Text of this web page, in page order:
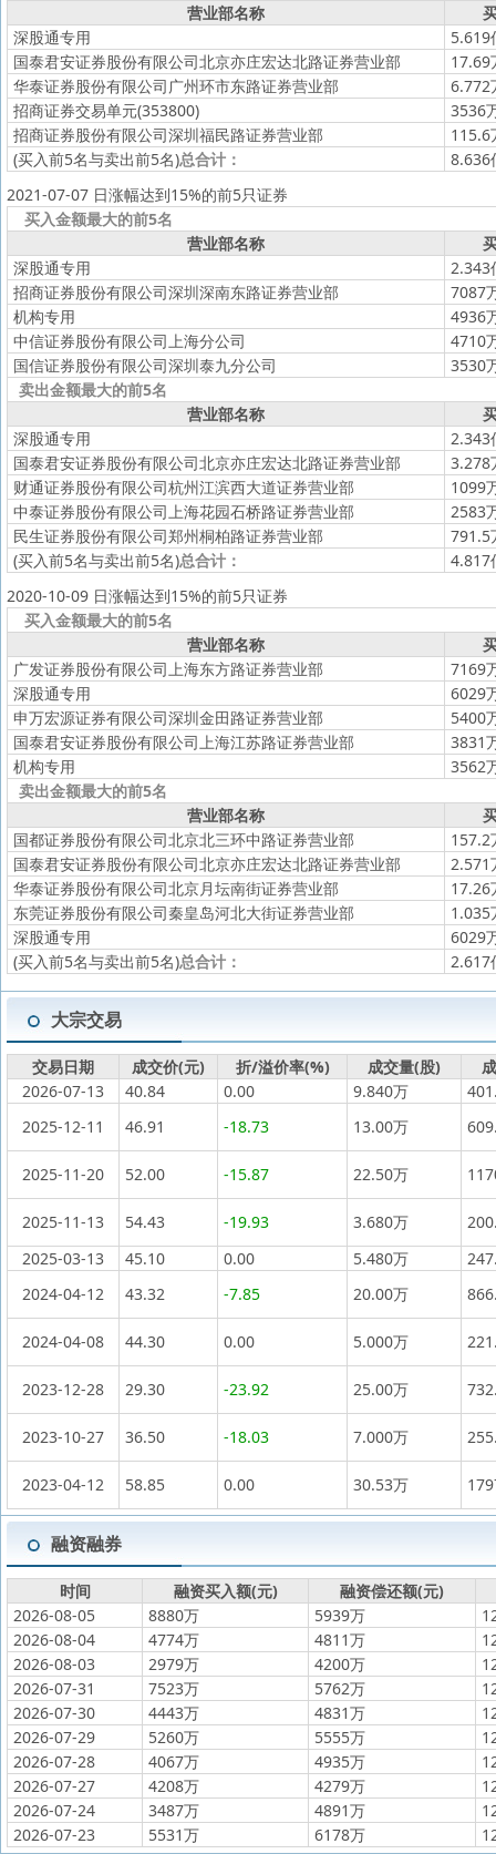
营业部名称
深股通专用
5.619
国泰君安证券股份有限公司北京亦庄宏达北路证券营业部
17.69
华泰证券股份有限公司广州环市东路证券营业部
6.772
招商证券交易单元(353800)
3536
招商证券股份有限公司深圳福民路证券营业部
115.6
(买入前5名与卖出前5名)总合计：
8.636
2021-07-07 日涨幅达到15%的前5只证券
买入金额最大的前5名
营业部名称
深股通专用
2.343
招商证券股份有限公司深圳深南东路证券营业部
7087
机构专用
4936
中信证券股份有限公司上海分公司
4710
国信证券股份有限公司深圳泰九分公司
3530
卖出金额最大的前5名
营业部名称
深股通专用
2.343
国泰君安证券股份有限公司北京亦庄宏达北路证券营业部
3.278
财通证券股份有限公司杭州江滨西大道证券营业部
1099
中泰证券股份有限公司上海花园石桥路证券营业部
2583
民生证券股份有限公司郑州桐柏路证券营业部
791.5
(买入前5名与卖出前5名)总合计：
4.817
2020-10-09 日涨幅达到15%的前5只证券
买入金额最大的前5名
营业部名称
广发证券股份有限公司上海东方路证券营业部
7169
深股通专用
6029
申万宏源证券有限公司深圳金田路证券营业部
5400
国泰君安证券股份有限公司上海江苏路证券营业部
3831
机构专用
3562
卖出金额最大的前5名
营业部名称
国都证券股份有限公司北京北三环中路证券营业部
157.2
国泰君安证券股份有限公司北京亦庄宏达北路证券营业部
2.571
华泰证券股份有限公司北京月坛南街证券营业部
17.26
东莞证券股份有限公司秦皇岛河北大街证券营业部
1.035
深股通专用
6029
(买入前5名与卖出前5名)总合计： 2.617
大宗交易
交易日期 成交价(元) 折/溢价率(%) 成交量(股)
2026-07-13
40.84 0.00 9.840万
2025-12-11
46.91 -18.73 13.00万
2025-11-20 52.00 -15.87 22.50万
2025-11-13 54.43 -19.93 3.680万
2025-03-13
45.10 0.00 5.480万
2024-04-12
43.32 -7.85 20.00万
2024-04-08 44.30 0.00 5.000万
2023-12-28 29.30 -23.92 25.00万
2023-10-27 36.50 -18.03 7.000万
2023-04-12 58.85 0.00 30.53万
融资融券
时间 融资买入额(元)
融资偿还额(元)
2026-08-05
8880万 5939万
2026-08-04
4774万 4811万
2026-08-03
2979万 4200万
2026-07-31
7523万 5762万
2026-07-30
4443万 4831万
2026-07-29
5260万 5555万
2026-07-28
4067万 4935万
2026-07-27
4208万 4279万
2026-07-24
3487万 4891万
2026-07-23
5531万 6178万